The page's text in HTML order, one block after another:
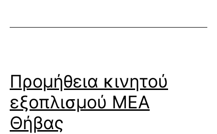
Προμήθεια κινητού
εξοπλισμού ΜΕΑ
Θήβας